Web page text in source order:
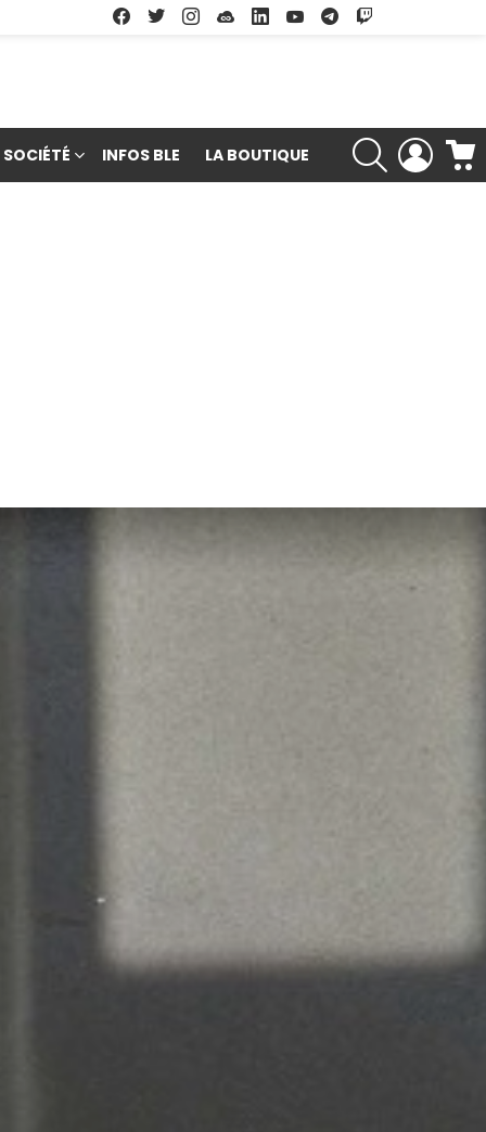
Facebook
TwitterInstagramSoundcloud
LinkedinYoutubeGoogle Play
SOCIÉTÉ INFOS BLE LA BOUTIQUE
RECHERCHE
LOGIN